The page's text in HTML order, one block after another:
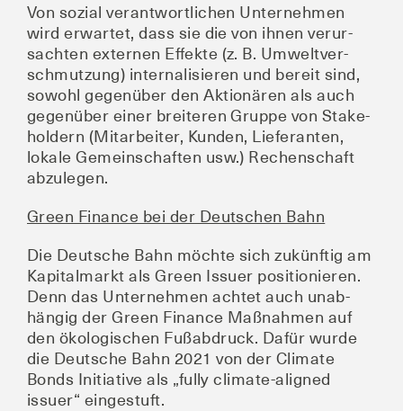
Von sozi­al ver­ant­wort­li­chen Unter­neh­men
wird erwar­tet, dass sie die von ihnen ver­ur­
sach­ten exter­nen Effek­te (z. B. Umwelt­ver­
schmut­zung) inter­na­li­sie­ren und bereit sind,
sowohl gegen­über den Aktio­nä­ren als auch
gegen­über einer brei­te­ren Grup­pe von Stake­
hol­dern (Mit­ar­bei­ter, Kun­den, Lie­fe­ran­ten,
loka­le Gemein­schaf­ten usw.) Rechen­schaft
abzulegen.
Green Finan­ce bei der Deut­schen Bahn
Die Deut­sche Bahn möch­te sich zukünf­tig am
Kapi­tal­markt als Green Issuer posi­tio­nie­ren.
Denn das Unter­neh­men ach­tet auch unab­
hän­gig der Green Finan­ce Maß­nah­men auf
den öko­lo­gi­schen Fuß­ab­druck. Dafür wur­de
die Deut­sche Bahn 2021 von der Cli­ma­te
Bonds Initia­ti­ve als „ful­ly cli­ma­te-ali­gned
issuer“ eingestuft.